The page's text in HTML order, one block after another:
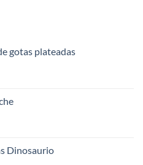
gotas plateadas
Dinosaurio